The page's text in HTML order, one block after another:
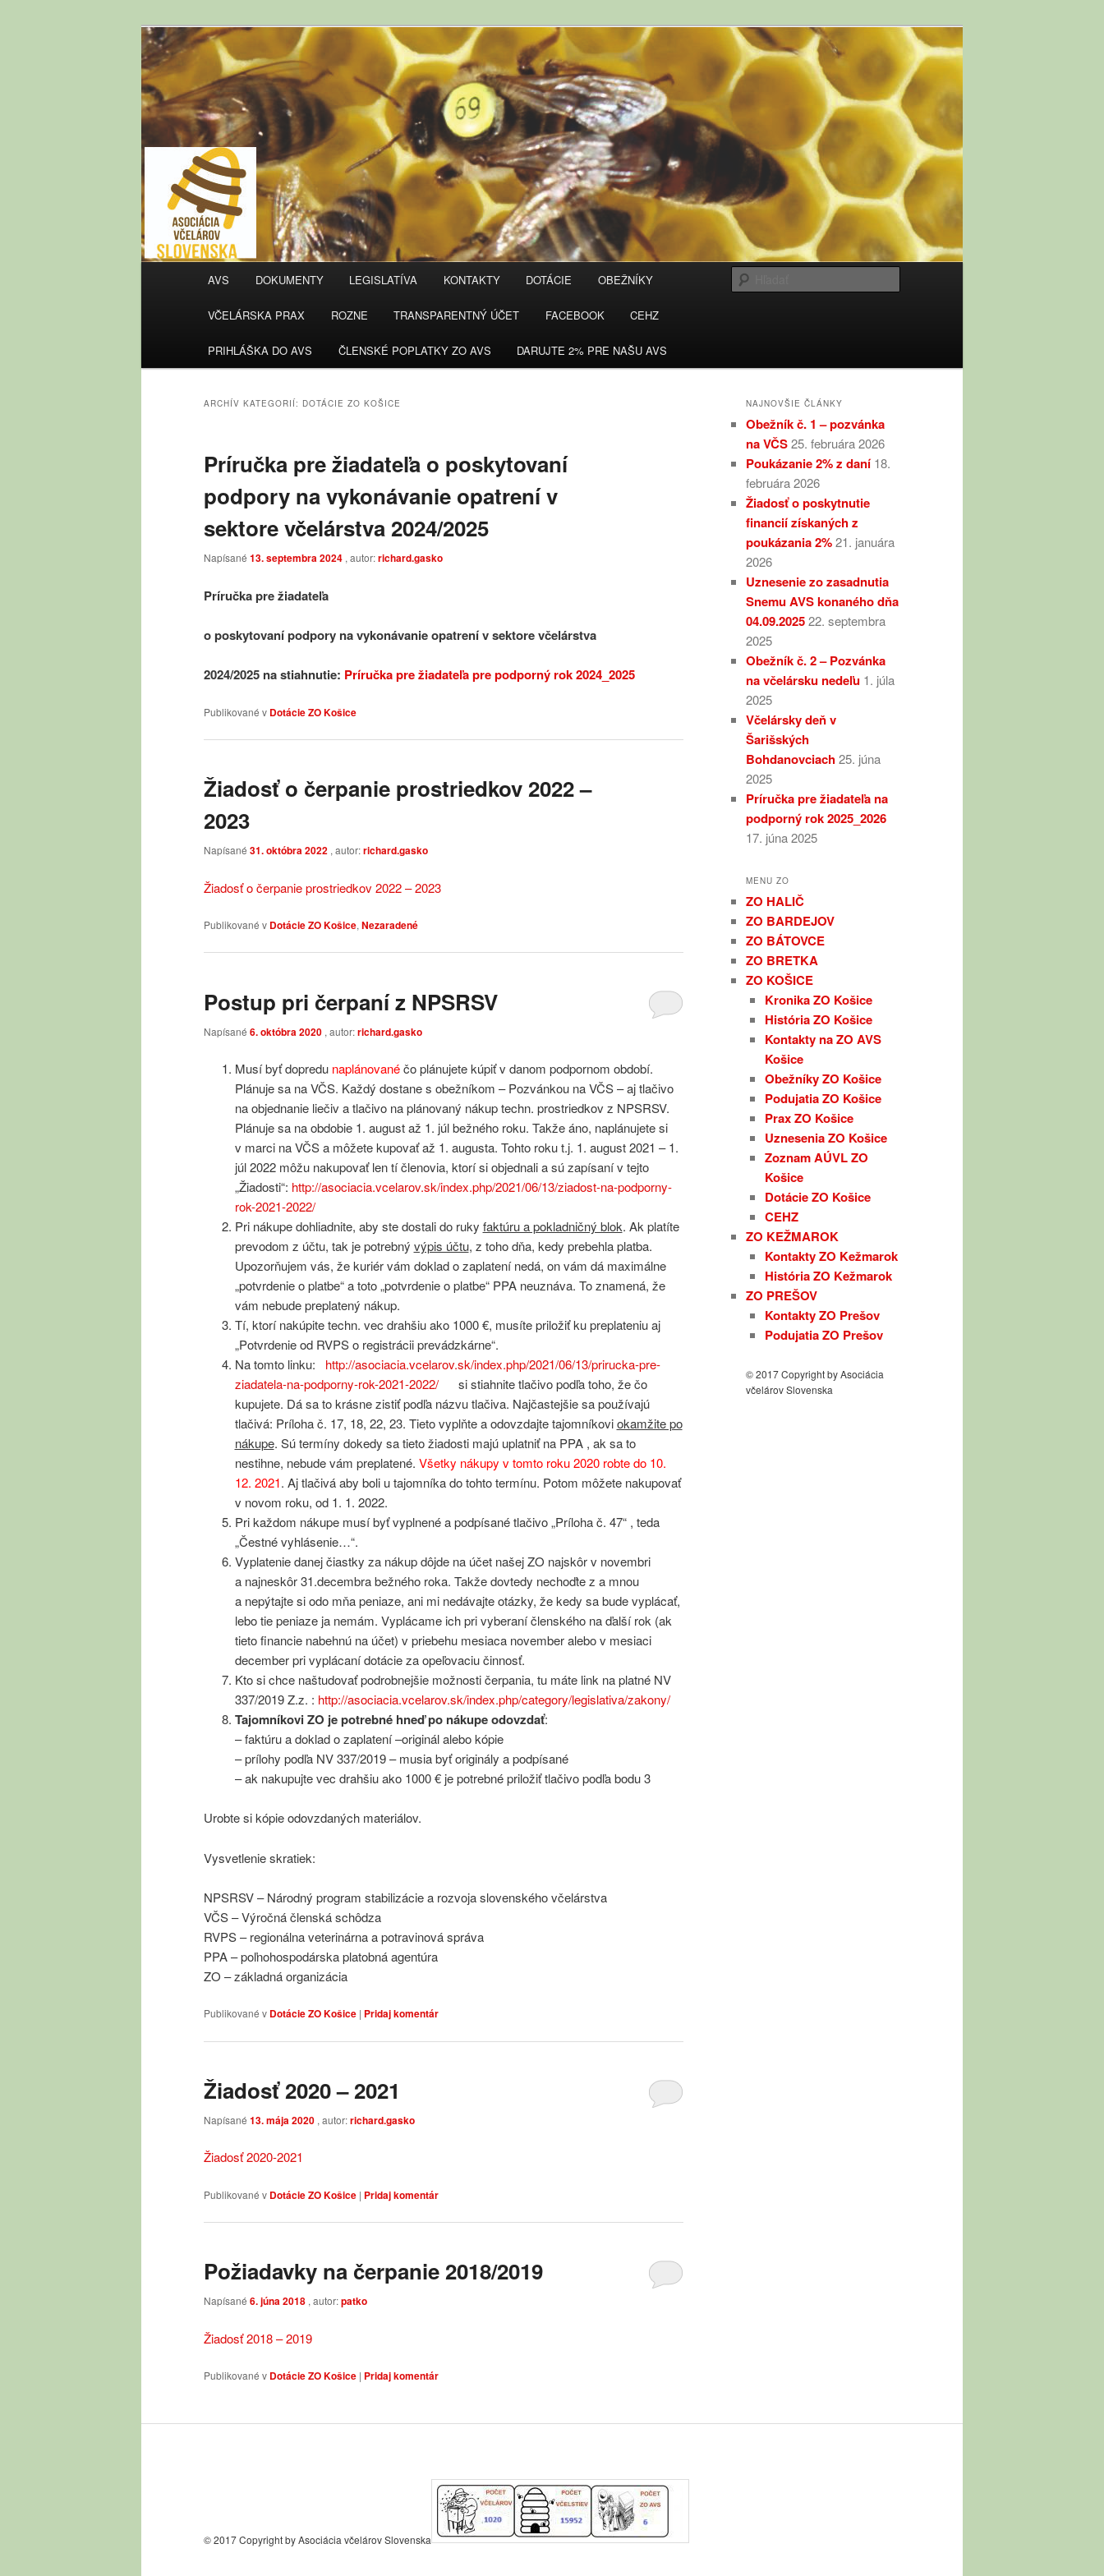
AVS
Preskočiť
na
obsah
Preskočiť
na
obsah
AVS DOKUMENTY LEGISLATÍVA KONTAKTY DOTÁCIE OBEŽNÍKY
VČELÁRSKA PRAX ROZNE TRANSPARENTNÝ ÚČET FACEBOOK CEHZ
PRIHLÁŠKA DO AVS ČLENSKÉ POPLATKY ZO AVS DARUJTE 2% PRE NAŠU AVS
ARCHÍV KATEGORIÍ: DOTÁCIE ZO KOŠICE
Príručka pre žiadateľa o poskytovaní
podpory na vykonávanie opatrení v
sektore včelárstva 2024/2025
Napísané 13. septembra 2024 , autor:richard.gasko
Príručka pre žiadateľa
o poskytovanípodpory na vykonávanie opatrení v sektore včelárstva
2024/2025 na stiahnutie: Príručka pre žiadateľa pre podporný rok 2024_2025
Publikované v Dotácie ZO Košice
Žiadosť o čerpanie prostriedkov 2022 –
2023
Napísané 31. októbra 2022 , autor:richard.gasko
Žiadosť o čerpanie prostriedkov 2022 – 2023
Publikované v Dotácie ZO Košice, Nezaradené
Postup pri čerpaní z NPSRSV
Napísané 6. októbra 2020 , autor:richard.gasko
Musí byť dopredu naplánovanéčo plánujete kúpiť v danom podpornom období.
Plánuje sa na VČS. Každý dostane s obežníkom – Pozvánkou na VČS – aj tlačivo
na objednanie liečiv a tlačivo na plánovaný nákup techn. prostriedkov z NPSRSV.
Plánuje sa na obdobie 1. august až 1. júl bežného roku. Takže áno, naplánujete si
v marci na VČS a môžete kupovať až 1. augusta. Tohto roku t.j. 1. august 2021 – 1.
júl 2022 môžu nakupovať len tí členovia, ktorí si objednali a sú zapísaní v tejto
„Žiadosti“: http://asociacia.vcelarov.sk/index.php/2021/06/13/ziadost-na-podporny-
rok-2021-2022/
Pri nákupe dohliadnite, aby ste dostali do ruky faktúru a pokladničný blok. Ak platíte
prevodom z účtu, tak je potrebný výpis účtu, z toho dňa, kedy prebehla platba.
Upozorňujem vás, že kuriér vám doklad o zaplatení nedá, on vám dá maximálne
„potvrdenie o platbe“ a toto „potvrdenie o platbe“ PPA neuznáva. To znamená, že
vám nebude preplatený nákup.
Tí, ktorí nakúpite techn. vec drahšiu ako 1000 €, musíte priložiť ku preplateniu aj
„Potvrdenie od RVPS o registrácii prevádzkárne“.
Na tomto linku:
http://asociacia.vcelarov.sk/index.php/2021/06/13/prirucka-pre-
ziadatela-na-podporny-rok-2021-2022/si stiahnite tlačivo podľa toho, že čo
kupujete. Dá sa to krásne zistiť podľa názvu tlačiva. Najčastejšie sa používajú
tlačivá: Príloha č. 17, 18, 22, 23. Tieto vyplňte a odovzdajte tajomníkoviokamžite po
nákupe. Sú termíny dokedy sa tieto žiadosti majú uplatniť na PPA , ak sa to
nestihne, nebude vám preplatené. Všetky nákupy v tomto roku 2020 robte do 10.
12. 2021. Aj tlačivá aby boli u tajomníka do tohto termínu. Potom môžete nakupovať
v novom roku, od 1. 1. 2022.
Pri každom nákupe musí byť vyplnené a podpísané tlačivo „Príloha č. 47“ , teda
„Čestné vyhlásenie…“.
Vyplatenie danej čiastky za nákup dôjde na účet našej ZO najskôr v novembri
a najneskôr 31.decembra bežného roka. Takže dovtedy nechoďte z a mnou
a nepýtajte si odo mňa peniaze, ani mi nedávajte otázky, že kedy sa bude vyplácať,
lebo tie peniaze ja nemám. Vyplácame ich pri vyberaní členského na ďalší rok (ak
tieto financie nabehnú na účet) v priebehu mesiaca november alebo v mesiaci
december pri vyplácaní dotácie za opeľovaciu činnosť.
Kto si chce naštudovať podrobnejšie možnosti čerpania, tu máte link na platné NV
337/2019 Z.z. : http://asociacia.vcelarov.sk/index.php/category/legislativa/zakony/
Tajomníkovi ZO je potrebné hneď po nákupe odovzdať:
– faktúru a doklad o zaplatení –originál alebo kópie
– prílohy podľa NV 337/2019 – musia byť originály a podpísané
– ak nakupujte vec drahšiu ako 1000 € je potrebné priložiť tlačivo podľa bodu 3
Urobte si kópie odovzdaných materiálov.
Vysvetlenie skratiek:
NPSRSV – Národný program stabilizácie a rozvoja slovenského včelárstva
VČS – Výročná členská schôdza
RVPS – regionálna veterinárna a potravinová správa
PPA – poľnohospodárska platobná agentúra
ZO – základná organizácia
Publikované v Dotácie ZO Košice | Pridaj komentár
Žiadosť 2020 – 2021
Napísané 13. mája 2020 , autor:richard.gasko
Žiadosť 2020-2021
Publikované v Dotácie ZO Košice | Pridaj komentár
Požiadavky na čerpanie 2018/2019
Napísané 6. júna 2018 , autor:patko
Žiadosť 2018 – 2019
Publikované v Dotácie ZO Košice | Pridaj komentár
NAJNOVŠIE ČLÁNKY
Obežník č. 1 – pozvánka
na VČS25. februára 2026
Poukázanie 2% z daní 18.
februára 2026
Žiadosť o poskytnutie
financií získaných z
poukázania 2%21. januára
2026
Uznesenie zo zasadnutia
Snemu AVS konaného dňa
04.09.202522. septembra
2025
Obežník č. 2 – Pozvánka
na včelársku nedeľu 1. júla
2025
Včelársky deň v
Šarišských
Bohdanovciach25. júna
2025
Príručka pre žiadateľa na
podporný rok 2025_2026
17. júna 2025
MENU ZO
ZO HALIČ
ZO BARDEJOV
ZO BÁTOVCE
ZO BRETKA
ZO KOŠICE
Kronika ZO Košice
História ZO Košice
Kontakty na ZO AVS
Košice
Obežníky ZO Košice
Podujatia ZO Košice
Prax ZO Košice
Uznesenia ZO Košice
Zoznam AÚVL ZO
Košice
Dotácie ZO Košice
CEHZ
ZO KEŽMAROK
Kontakty ZO Kežmarok
História ZO Kežmarok
ZO PREŠOV
Kontakty ZO Prešov
Podujatia ZO Prešov
© 2017 Copyright by Asociácia
včelárov Slovenska
© 2017 Copyright by Asociácia včelárov Slovenska